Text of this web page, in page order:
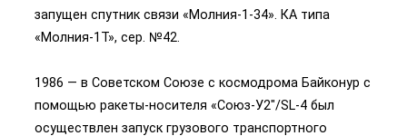
запущен спутник связи «Молния-1-34». КА типа
«Молния-1Т», сер. №42.
1986 — в Советском Союзе с космодрома Байконур с
помощью ракеты-носителя «Союз-У2″/SL-4 был
осуществлен запуск грузового транспортного